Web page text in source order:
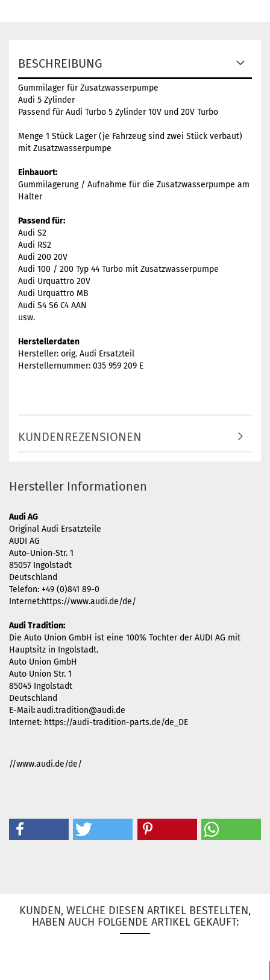
BESCHREIBUNG
Gummilager für Zusatzwasserpumpe
Audi 5 Zylinder
Passend für Audi Turbo 5 Zylinder 10V und 20V Turbo
Menge 1 Stück Lager (je Fahrzeug sind zwei Stück verbaut)
mit Zusatzwasserpumpe
Einbauort:
Gummilagerung / Aufnahme für die Zusatzwasserpumpe am
Halter
Passend für:
Audi S2
Audi RS2
Audi 200 20V
Audi 100 / 200 Typ 44 Turbo mit Zusatzwasserpumpe
Audi Urquattro 20V
Audi Urquattro MB
Audi S4 S6 C4 AAN
usw.
Herstellerdaten
Hersteller: orig. Audi Ersatzteil
Herstellernummer: 035 959 209 E
KUNDENREZENSIONEN
Hersteller Informationen
Audi AG
Original Audi Ersatzteile
AUDI AG
Auto-Union-Str. 1
85057 Ingolstadt
Deutschland
Telefon: +49 (0)841 89-0
Internet:https://www.audi.de/de/
Audi Tradition:
Die Auto Union GmbH ist eine 100% Tochter der AUDI AG mit
Hauptsitz in Ingolstadt.
Auto Union GmbH
Auto Union Str. 1
85045 Ingolstadt
Deutschland
E-Mail:audi.tradition@audi.de
Internet: https://audi-tradition-parts.de/de_DE
//www.audi.de/de/
KUNDEN, WELCHE DIESEN ARTIKEL BESTELLTEN,
HABEN AUCH FOLGENDE ARTIKEL GEKAUFT: